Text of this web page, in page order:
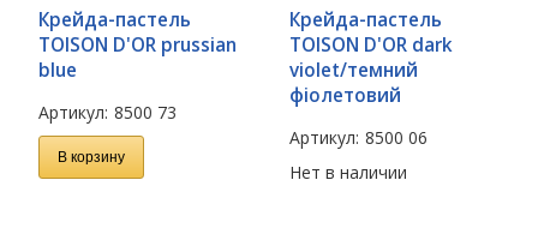
Крейда-пастель
TOISON D'OR prussian
blue
Артикул: 8500 73
В корзину
Крейда-пастель
TOISON D'OR dark
violet/темний
фіолетовий
Артикул: 8500 06
Нет в наличии